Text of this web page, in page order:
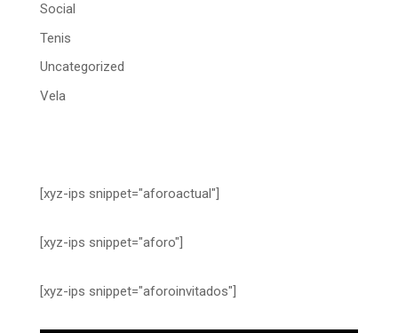
Social
Tenis
Uncategorized
Vela
[xyz-ips snippet="aforoactual"]
[xyz-ips snippet="aforo"]
[xyz-ips snippet="aforoinvitados"]